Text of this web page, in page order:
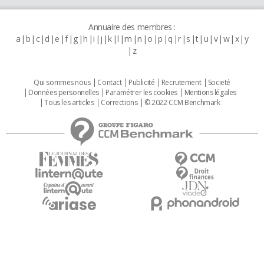
Annuaire des membres :
a b c d e f g h i j k l m n o p q r s t u v w x y
z
Qui sommes nous Contact Publicité Recrutement
Societé
Données personnelles
Paramétrer les cookies
Mentions légales
Tous les articles
Corrections © 2022 CCM Benchmark